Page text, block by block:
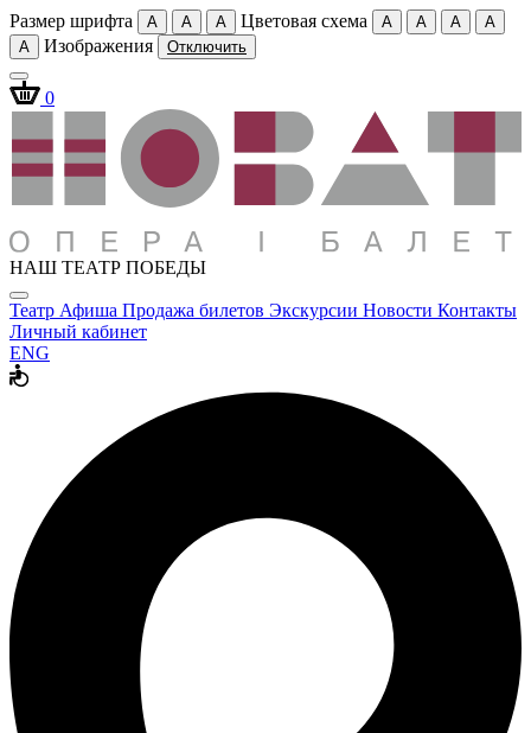
Размер шрифта A A A Цветовая схема A A A
A
A
Изображения Отключить
0
НАШ ТЕАТР ПОБЕДЫ
Театр Афиша Продажа билетов Экскурсии Новости Контакты
Личный кабинет
ENG